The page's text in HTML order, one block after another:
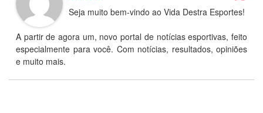
Seja muito bem-vindo ao Vida Destra Esportes!
A partir de agora um, novo portal de notícias esportivas, feito
especialmente para você. Com notícias, resultados, opiniões
e muito mais.